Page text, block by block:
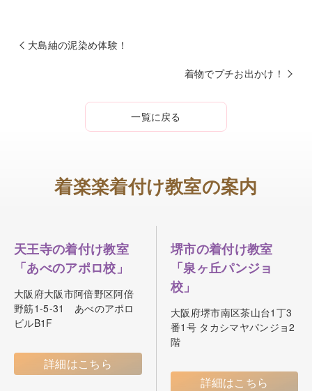
大島紬の泥染め体験！
着物でプチお出かけ！
一覧に戻る
着楽楽着付け教室の案内
天王寺の着付け教室
「あべのアポロ校」
大阪府大阪市阿倍野区阿倍
野筋1-5-31 あべのアポロ
ビルB1F
詳細はこちら
堺市の着付け教室
「泉ヶ丘パンジョ
校」
大阪府堺市南区茶山台1丁3
番1号 タカシマヤパンジョ2
階
詳細はこちら